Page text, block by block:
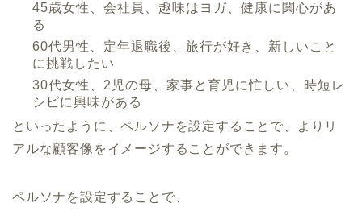
45歳女性、会社員、趣味はヨガ、健康に関心があ
る
60代男性、定年退職後、旅行が好き、新しいこと
に挑戦したい
30代女性、2児の母、家事と育児に忙しい、時短レ
シピに興味がある
といったように、ペルソナを設定することで、よりリ
アルな顧客像をイメージすることができます。
ペルソナを設定することで、